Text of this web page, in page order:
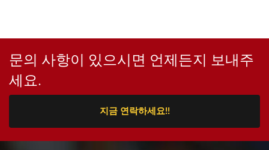
문의 사항이 있으시면 언제든지 보내주
세요.
지금 연락하세요!!